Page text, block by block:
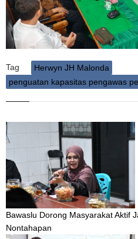
Tag
Herwyn JH Malonda
penguatan kapasitas pengawas
Bawaslu Dorong Masyarakat Aktif
Nontahapan